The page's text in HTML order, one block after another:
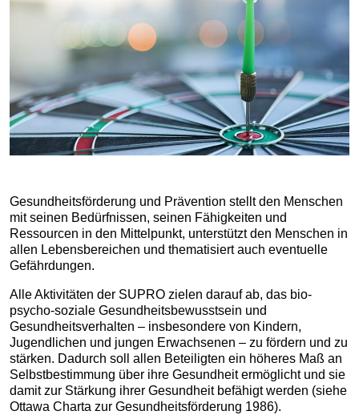
Gesundheitsförderung und Prävention stellt den Menschen
mit seinen Bedürfnissen, seinen Fähigkeiten und
Ressourcen in den Mittelpunkt, unterstützt den Menschen in
allen Lebensbereichen und thematisiert auch eventuelle
Gefährdungen.
Alle Aktivitäten der SUPRO zielen darauf ab, das bio-
psycho-soziale Gesundheitsbewusstsein und
Gesundheitsverhalten – insbesondere von Kindern,
Jugendlichen und jungen Erwachsenen – zu fördern und zu
stärken. Dadurch soll allen Beteiligten ein höheres Maß an
Selbstbestimmung über ihre Gesundheit ermöglicht und sie
damit zur Stärkung ihrer Gesundheit befähigt werden (siehe
Ottawa Charta zur Gesundheitsförderung 1986).